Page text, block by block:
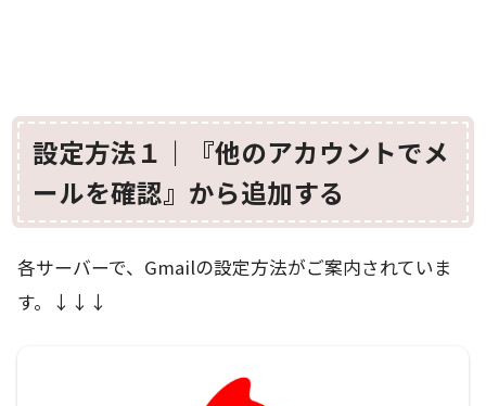
設定方法１｜『他のアカウントでメ
ールを確認』から追加する
各サーバーで、Gmailの設定方法がご案内されていま
す。↓↓↓